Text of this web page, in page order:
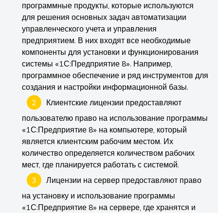
программные продукты, которые используются
для решения основных задач автоматизации
управленческого учета и управления
предприятием. В них входят все необходимые
компоненты для установки и функционирования
системы «1С:Предприятие 8». Например,
программное обеспечение и ряд инструментов для
создания и настройки информационной базы.
Клиентские лицензии предоставляют
пользователю право на использование программы
«1С:Предприятие 8» на компьютере, который
является клиентским рабочим местом. Их
количество определяется количеством рабочих
мест, где планируется работать с системой.
Лицензии на сервер предоставляют право
на установку и использование программы
«1С:Предприятие 8» на сервере, где хранятся и